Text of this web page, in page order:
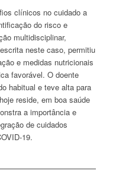
clínicos no cuidado a
do risco e
multidisciplinar,
neste caso, permitiu
e medidas nutricionais
favorável. O doente
habitual e teve alta para
reside, em boa saúde
a importância e
de cuidados
19.